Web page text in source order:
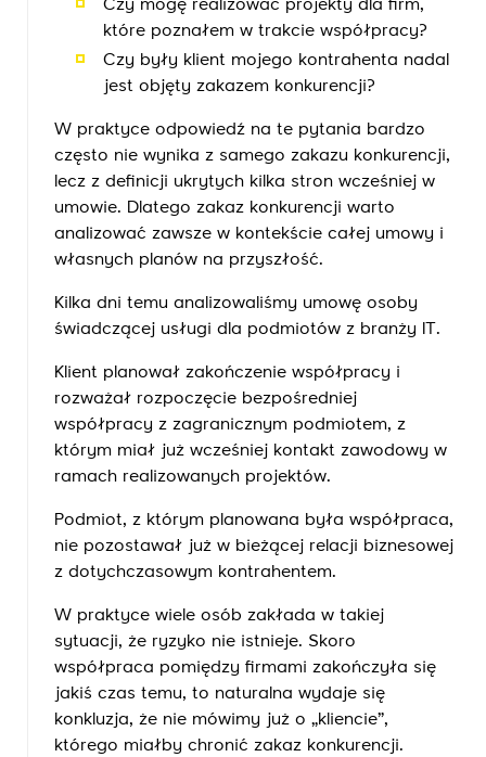
Czy mogę realizować projekty dla firm,
które poznałem w trakcie współpracy?
Czy były klient mojego kontrahenta nadal
jest objęty zakazem konkurencji?
W praktyce odpowiedź na te pytania bardzo
często nie wynika z samego zakazu konkurencji,
lecz z definicji ukrytych kilka stron wcześniej w
umowie. Dlatego zakaz konkurencji warto
analizować zawsze w kontekście całej umowy i
własnych planów na przyszłość.
Kilka dni temu analizowaliśmy umowę osoby
świadczącej usługi dla podmiotów z branży IT.
Klient planował zakończenie współpracy i
rozważał rozpoczęcie bezpośredniej
współpracy z zagranicznym podmiotem, z
którym miał już wcześniej kontakt zawodowy w
ramach realizowanych projektów.
Podmiot, z którym planowana była współpraca,
nie pozostawał już w bieżącej relacji biznesowej
z dotychczasowym kontrahentem.
W praktyce wiele osób zakłada w takiej
sytuacji, że ryzyko nie istnieje. Skoro
współpraca pomiędzy firmami zakończyła się
jakiś czas temu, to naturalna wydaje się
konkluzja, że nie mówimy już o „kliencie”,
którego miałby chronić zakaz konkurencji.